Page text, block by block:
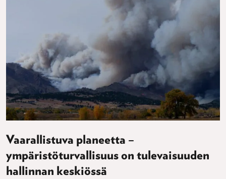
Vaarallistuva planeetta –
ympäristöturvallisuus on tulevaisuuden
hallinnan keskiössä